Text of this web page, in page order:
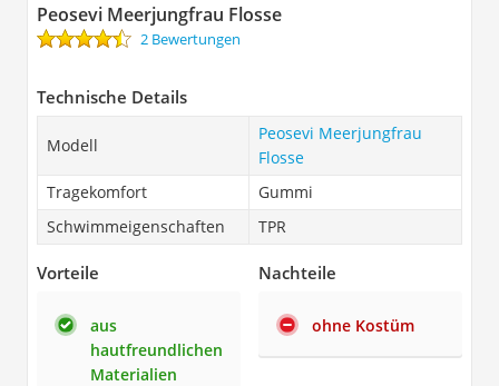
Peosevi Meerjungfrau Flosse
2 Bewertungen
Technische Details
Modell
Peosevi Meerjungfrau
Flosse
Tragekomfort
Gummi
Schwimmeigenschaften
TPR
Vorteile
aus
hautfreundlichen
Materialien
Nachteile
ohne Kostüm